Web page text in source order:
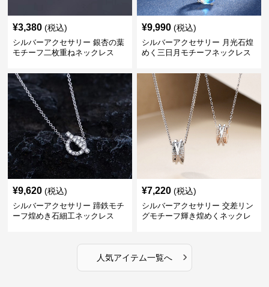
¥3,380 (税込)
シルバーアクセサリー 銀杏の葉
モチーフ二枚重ねネックレス
¥9,990 (税込)
シルバーアクセサリー 月光石煌
めく三日月モチーフネックレス
¥9,620 (税込)
シルバーアクセサリー 蹄鉄モチ
ーフ煌めき石細工ネックレス
¥7,220 (税込)
シルバーアクセサリー 交差リン
グモチーフ輝き煌めくネックレ
人気アイテム一覧へ ›